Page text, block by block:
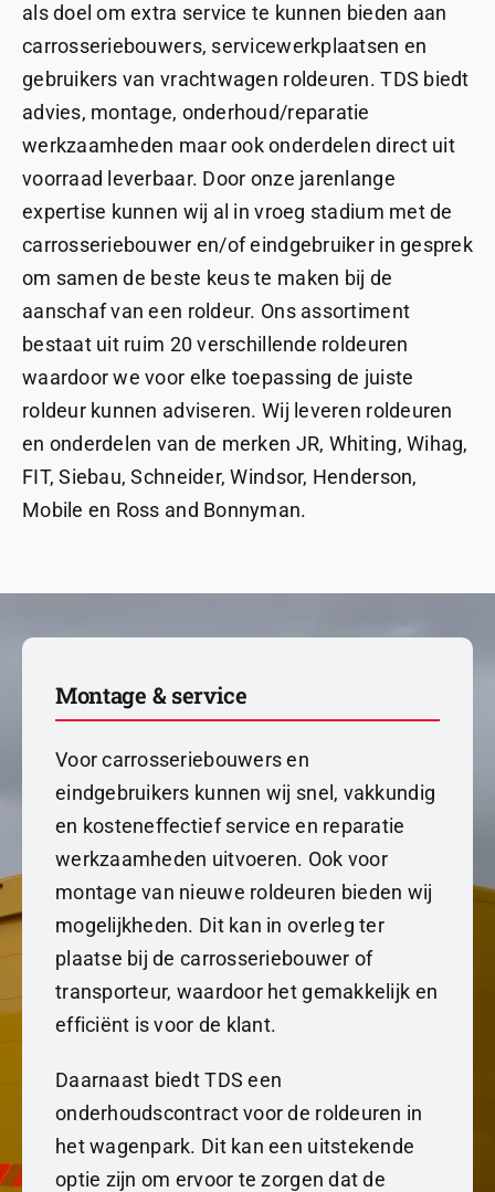
als doel om extra service te kunnen bieden aan
carrosseriebouwers, servicewerkplaatsen en
gebruikers van vrachtwagen roldeuren. TDS biedt
advies, montage, onderhoud/reparatie
werkzaamheden maar ook onderdelen direct uit
voorraad leverbaar. Door onze jarenlange
expertise kunnen wij al in vroeg stadium met de
carrosseriebouwer en/of eindgebruiker in gesprek
om samen de beste keus te maken bij de
aanschaf van een roldeur. Ons assortiment
bestaat uit ruim 20 verschillende roldeuren
waardoor we voor elke toepassing de juiste
roldeur kunnen adviseren.Wij leveren roldeuren
en onderdelen van de merken JR, Whiting, Wihag,
FIT, Siebau, Schneider, Windsor, Henderson,
Mobile en Ross and Bonnyman.
Montage & service
Voor carrosseriebouwers en
eindgebruikers kunnen wij snel, vakkundig
en kosteneffectief service en reparatie
werkzaamheden uitvoeren. Ook voor
montage van nieuwe roldeuren bieden wij
mogelijkheden. Dit kan in overleg ter
plaatse bij de carrosseriebouwer of
transporteur, waardoor het gemakkelijk en
efficiënt is voor de klant.
Daarnaast biedt TDS een
onderhoudscontract voor de roldeuren in
het wagenpark. Dit kan een uitstekende
optie zijn om ervoor te zorgen dat de